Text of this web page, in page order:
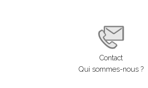
Contact
Qui sommes-nous ?